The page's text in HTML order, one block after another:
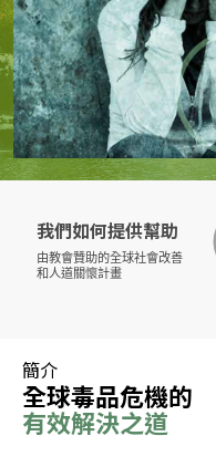
我們如何提供幫助
由教會贊助的全球社會改善
和人道關懷計畫
簡介
全球毒品危機的
有效解決之道